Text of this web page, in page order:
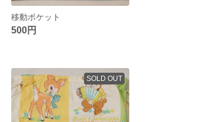
移動ポケット
500円
SOLD OUT